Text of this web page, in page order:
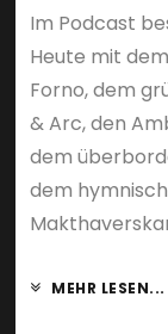
Im Podcast
Heute mit
Forno, dem
& Arc, den
dem
dem
MEHR LESEN...